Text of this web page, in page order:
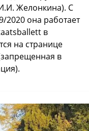
Желонкина). С
2020 она работает
в
на странице
в